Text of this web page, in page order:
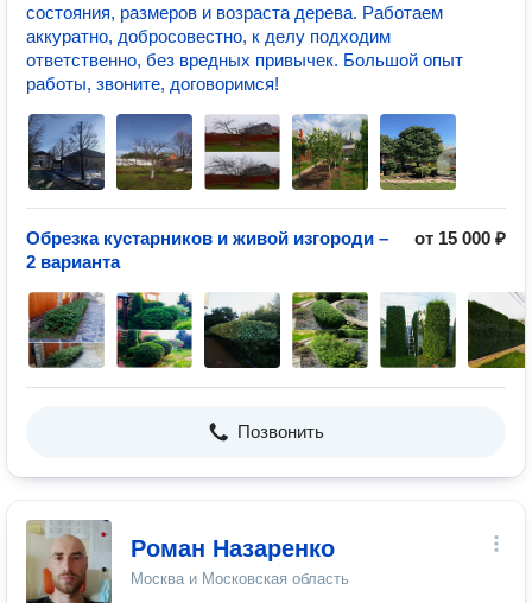
состояния, размеров и возраста дерева. Работаем
аккуратно, добросовестно, к делу подходим
ответственно, без вредных привычек. Большой опыт
работы, звоните, договоримся!
Обрезка кустарников и живой изгороди –
2 варианта
от 15 000 ₽
Позвонить
Роман Назаренко
Москва и Московская область